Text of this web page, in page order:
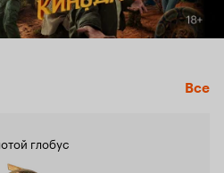
Все
глобус